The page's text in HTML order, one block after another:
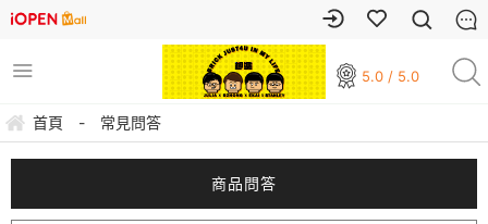
5.0 / 5.0
首頁 - 常見問答
商品問答